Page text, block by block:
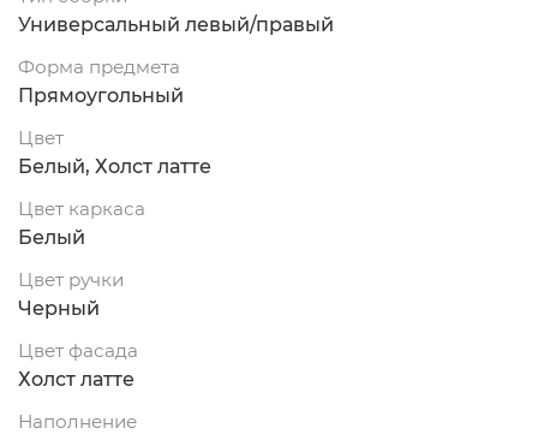
Универсальный левый/правый
Форма предмета
Прямоугольный
Цвет
Белый, Холст латте
Цвет каркаса
Белый
Цвет ручки
Черный
Цвет фасада
Холст латте
Наполнение